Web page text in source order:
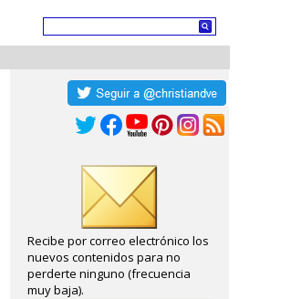
Recibe por correo electrónico los
nuevos contenidos para no
perderte ninguno (frecuencia
muy baja).